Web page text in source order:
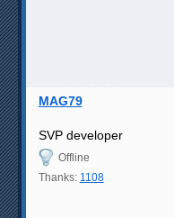
MAG79
SVP developer
Offline
Thanks: 1108